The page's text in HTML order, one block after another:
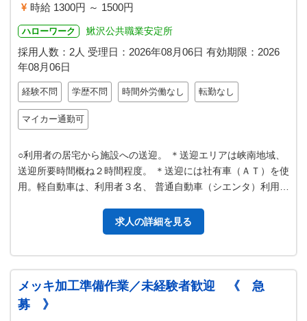
時給 1300円 ～ 1500円
ハローワーク 鰍沢公共職業安定所
採用人数：2人 受理日： 2026年08月06日 有効期限： 2026
年08月06日
経験不問 学歴不問 時間外労働なし 転勤なし
マイカー通勤可
○利用者の居宅から施設への送迎。 ＊送迎エリアは峡南地域、
送迎所要時間概ね２時間程度。 ＊送迎には社有車（ＡＴ）を使
用。軽自動車は、利用者３名、 普通自動車（シエンタ）利用者
求人の詳細を見る
メッキ加工準備作業／未経験者歓迎 《 急
募 》